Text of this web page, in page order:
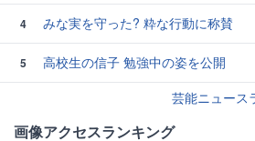
4 みな実を守った? 粋な行動に称賛
5
高校生の信子 勉強中の姿を公開
芸能ニュース
画像アクセスランキング